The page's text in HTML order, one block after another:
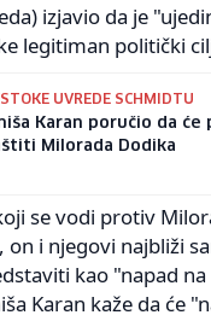
izjavio da je
legitiman politički
UVREDE SCHMIDTU
Karan poručio da će
Milorada Dodika
se vodi protiv
on i njegovi najbliži
kao "napad
Karan kaže da će